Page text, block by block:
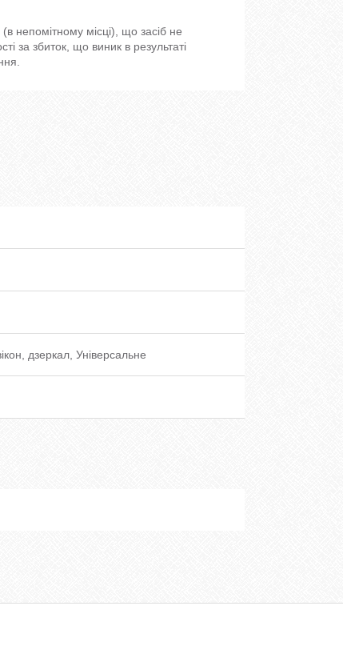
непомітному місці), що засіб не
за збиток, що виник в результаті
дзеркал, Універсальне